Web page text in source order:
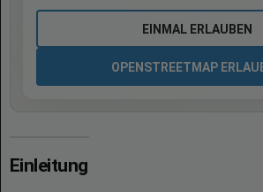
EINMAL ERLAUBEN
OPENSTREETMAP
Einleitung